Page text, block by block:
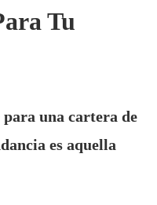
Tu
una cartera de
es aquella